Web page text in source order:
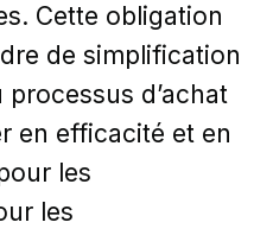
Cette obligation
de simplification
processus d’achat
en efficacité et en
les
les